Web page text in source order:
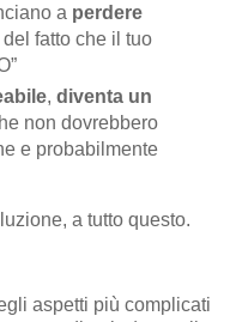
a perdere
fatto che il tuo
, diventa un
non dovrebbero
e probabilmente
a tutto questo.
aspetti più complicati